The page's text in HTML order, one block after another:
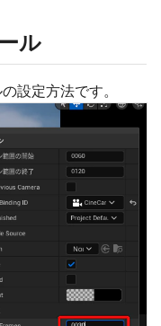
ル
設定方法です。